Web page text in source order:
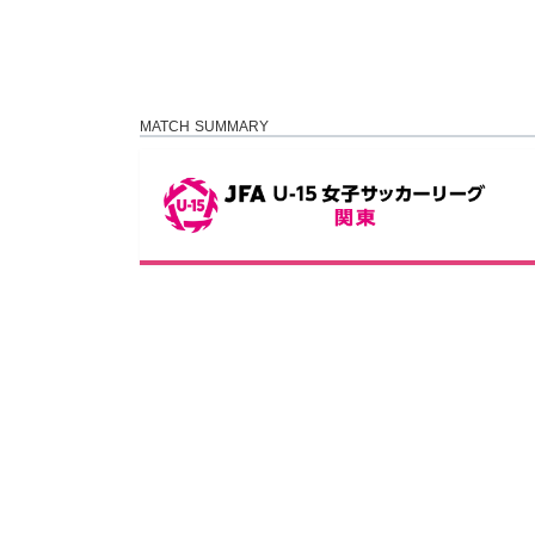
MATCH SUMMARY